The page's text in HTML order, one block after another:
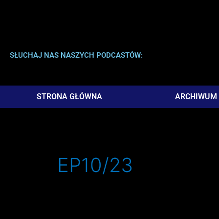
SŁUCHAJ NAS NASZYCH PODCASTÓW:
STRONA GŁÓWNA ARCHIWUM
EP10/23